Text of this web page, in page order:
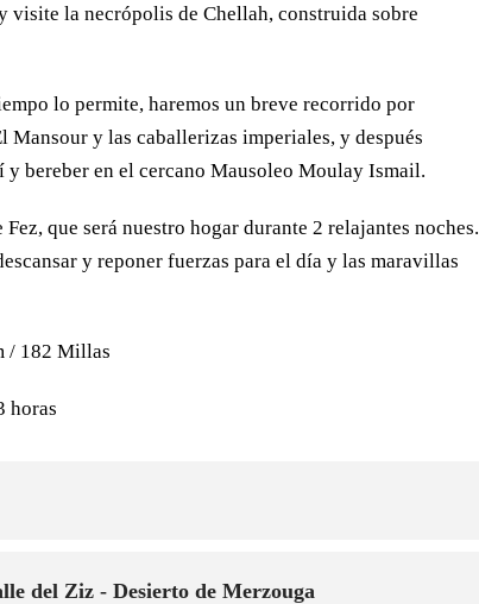
visite la necrópolis de Chellah, construida sobre
lo permite, haremos un breve recorrido por
y las caballerizas imperiales, y después
bereber en el cercano Mausoleo Moulay Ismail.
que será nuestro hogar durante 2 relajantes noches.
y reponer fuerzas para el día y las maravillas
/ 182 Millas
horas
del Ziz - Desierto de Merzouga